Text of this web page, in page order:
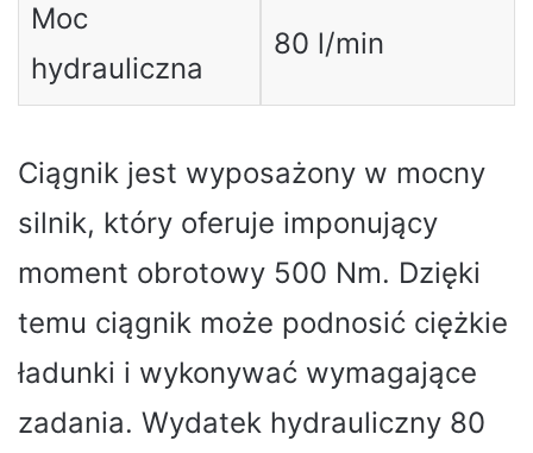
Moc
hydrauliczna
80 l/min
Ciągnik jest wyposażony w mocny
silnik, który oferuje imponujący
moment obrotowy 500 Nm. Dzięki
temu ciągnik może podnosić ciężkie
ładunki i wykonywać wymagające
zadania. Wydatek hydrauliczny 80